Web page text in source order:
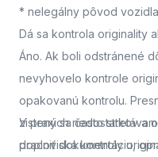
* nelegálny pôvod vozidla
Dá sa kontrola originality
Áno. Ak boli odstránené
nevyhovelo kontrole
opakovanú kontrolu.
zistených nedostatkov a
pracoviska kontroly
V praxi sa často
doplniť dokumentáciu,